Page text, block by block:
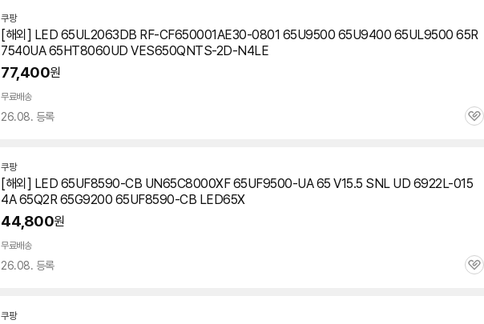
쿠팡
[해외] LED 65UL2063DB RF-CF650001AE30-0801 65U9500 65U9400 65UL9500 65R
7540UA 65HT8060UD VES650QNTS-2D-N4LE
77,400원
무료배송
26.08. 등록
관
쿠팡
[해외] LED 65UF8590-CB UN65C8000XF 65UF9500-UA 65 V15.5 SNL UD 6922L-015
4A 65Q2R 65G9200 65UF8590-CB LED65X
44,800원
무료배송
26.08. 등록
관
쿠팡
세부정보 열기/접기